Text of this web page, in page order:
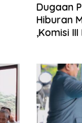
Dugaan
Hiburan
,Komisi